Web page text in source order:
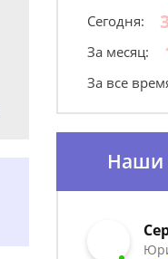
Сегодня:
За месяц:
За все
Наши